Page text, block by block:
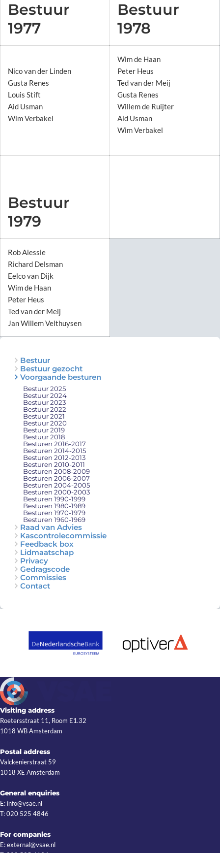
Bestuur
1977
Bestuur
1978
Nico van der Linden
Gusta Renes
Louis Stift
Aid Usman
Wim Verbakel
Wim de Haan
Peter Heus
Ted van der Meij
Gusta Renes
Willem de Ruijter
Aid Usman
Wim Verbakel
Bestuur
1979
Rob Alessie
Richard Delsman
Eelco van Dijk
Wim de Haan
Peter Heus
Ted van der Meij
Jan Willem Velthuysen
Bestuur
Bestuur gezocht
Voorgaande besturen
Bestuur 2025
Bestuur 2024
Bestuur 2023
Bestuur 2022
Bestuur 2021
Bestuur 2020
Bestuur 2019
Bestuur 2018
Besturen 2016-2017
Besturen 2014-2015
Besturen 2012-2013
Besturen 2010-2011
Besturen 2008-2009
Besturen 2006-2007
Besturen 2004-2005
Besturen 2000-2003
Besturen 1990-1999
Besturen 1980-1989
Besturen 1970-1979
Besturen 1960-1969
Raad van Advies
Kascontrolecommissie
Feedback box
Lidmaatschap
Privacy
Gedragscode
Commissies
Contact
Visiting address
Roetersstraat 11, Room E1.32
1018 WB Amsterdam
Postal address
Valckenierstraat 59
1018 XE Amsterdam
General enquiries
E: info@vsae.nl
T: 020 525 4846
For companies
E: external@vsae.nl